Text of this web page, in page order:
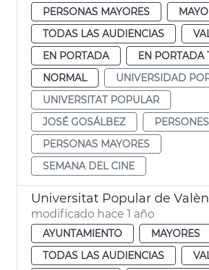
PERSONAS MAYORES
TODAS LAS AUDIENCIAS
EN PORTADA
EN PORTADA
NORMAL
UNIVERSIDAD
UNIVERSITAT POPULAR
JOSÉ GOSÁLBEZ
PERSONAS MAYORES
SEMANA DEL CINE
modificado hace 1 año
AYUNTAMIENTO
MAYORES
TODAS LAS AUDIENCIAS